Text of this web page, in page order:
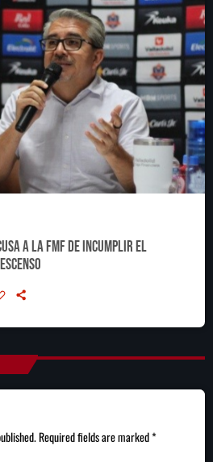
a la FMF de incumplir el
Required fields are marked *